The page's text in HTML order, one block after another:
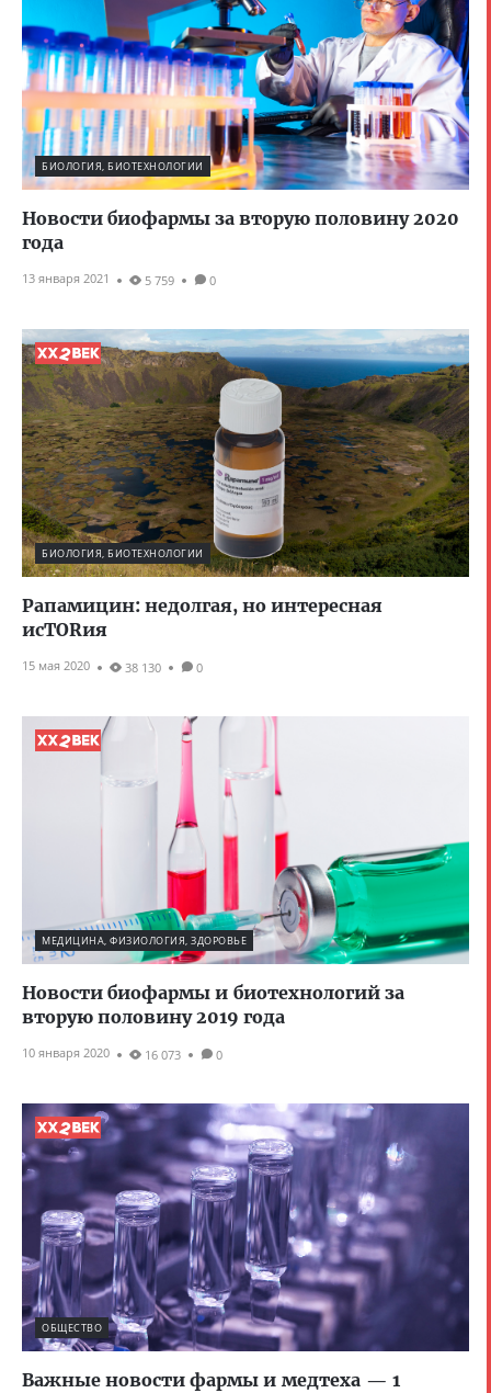
БИОЛОГИЯ, БИОТЕХНОЛОГИИ
Новости биофармы за вторую половину 2020
года
13 января 2021 5 759 0
БИОЛОГИЯ, БИОТЕХНОЛОГИИ
Рапамицин: недолгая, но интересная
исTORия
15 мая 2020 38 130 0
МЕДИЦИНА, ФИЗИОЛОГИЯ, ЗДОРОВЬЕ
Новости биофармы и биотехнологий за
вторую половину 2019 года
10 января 2020 16 073 0
ОБЩЕСТВО
Важные новости фармы и медтеха — 1